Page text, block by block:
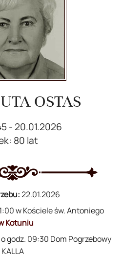
OSTAS
- 20.01.2026
80 lat
22.01.2026
w Kościele św. Antoniego
Kotuniu
o godz. 09:30 Dom Pogrzebowy
KALLA